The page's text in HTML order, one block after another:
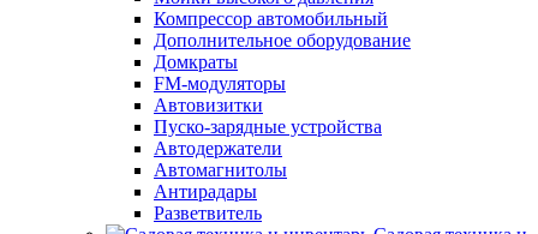
Компрессор автомобильный
Дополнительное оборудование
Домкраты
FM-модуляторы
Автовизитки
Пуско-зарядные устройства
Автодержатели
Автомагнитолы
Антирадары
Разветвитель